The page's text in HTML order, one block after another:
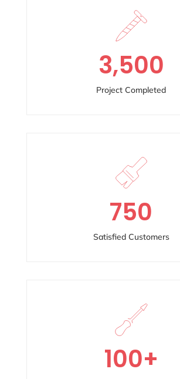
3,500
Project Completed
750
Satisfied Customers
100+